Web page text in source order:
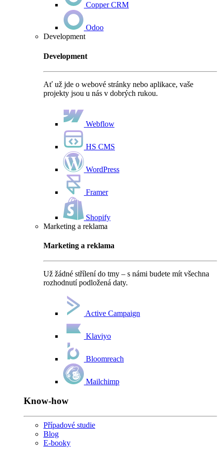
Copper CRM
Odoo
Development
Development
Ať už jde o webové stránky nebo aplikace, vaše
projekty jsou u nás v dobrých rukou.
Webflow
HS CMS
WordPress
Framer
Shopify
Marketing a reklama
Marketing a reklama
Už žádné střílení do tmy – s námi budete mít všechna
rozhodnutí podložená daty.
Active Campaign
Klaviyo
Bloomreach
Mailchimp
Know-how
Případové studie
Blog
E-booky